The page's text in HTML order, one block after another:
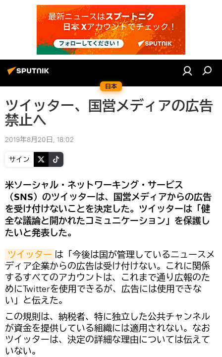
日本
ツイッター、国営メディアの広告
禁止へ
2019年8月20日, 18:02
サイン
米ソーシャル・ネットワーキング・サービス
（SNS）のツイッターは、国営メディアからの広告
を受け付けないことを決定した。ツイッターは「健
全な議論と開かれたコミュニケーション」を保護し
たいと発表した。
ツイッター は「今後は国が管理しているニュースメ
ディア企業からの広告は受け付けない。これに関係
するすべてのアカウントは、これまで通り広報のた
めにTwitterを使用できるが、広告には使用できな
い」と伝えた。
この規則は、納税者、特に独立した公共チャンネル
が資金を提供している組織には適用されない。なお
ツイッターは、決定の詳細な理由については伝えて
いない。